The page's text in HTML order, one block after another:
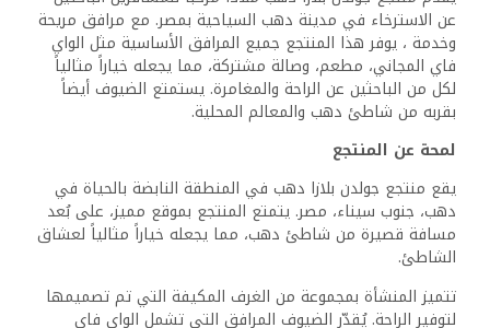
عن الاسترخاء في مدينة دهب السياحية بمصر. مع مرافق مريحة
وخدمة ، يوفر هذا المنتجع جميع المرافق الأساسية مثل الواي
فاي المجاني، مطعم، وصالة مشتركة، مما يجعله خياراً مثالياً
لكل من الباحثين عن الراحة والمغامرة. يستمتع الضيوف أيضاً
بقربه من شاطئ دهب والمعالم المحلية.
لمحة عن المنتجع
يقع منتجع جولدن بلازا دهب في المنطقة النابضة بالحياة في
دهب، جنوب سيناء، مصر. يتمتع المنتجع بموقع مميز، على بُعد
مسافة قصيرة من شاطئ دهب، مما يجعله خياراً مثالياً لعشاق
الشاطئ.
تتميز المنشأة بمجموعة من الغرف المكيفة التي تم تصميمها
لتوفير الراحة. يُقدّر الضيوف المرافق التي تشمل الواي فاي